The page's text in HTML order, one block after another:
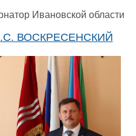
Ивановской области
ВОСКРЕСЕНСКИЙ